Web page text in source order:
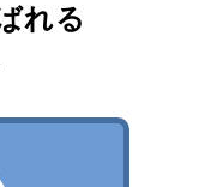
れる